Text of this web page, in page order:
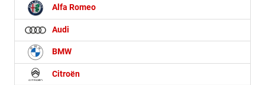
Alfa Romeo
Audi
BMW
Citroën